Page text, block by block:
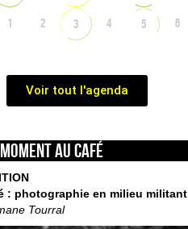
1 2 3 4 5 6
Voir tout l'agenda
au café
: photographie en milieu militant
Tourral